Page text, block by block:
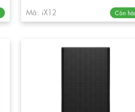
Mã: iX12
Còn